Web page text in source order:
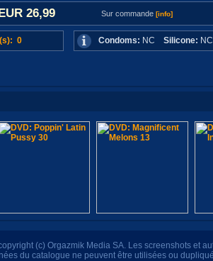
26,99 Sur commande [info]
0 Condoms: NC Silicone:
(c) Orgazmik Media SA. Les screenshots et
du catalogue ne peuvent être utilisées ou